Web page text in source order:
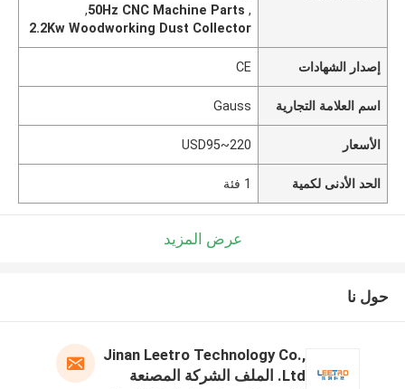
,
50Hz CNC Machine Parts
,
2.2Kw Woodworking Dust Collector
إصدار الشهادات CE
اسم العلامة التجارية Gauss
الأسعار USD95~220
الحد الأدنى لكمية 1 فئة
عرض المزيد
حول نا
Jinan Leetro Technology Co.,
Ltd. الملف الشركة المصنعة